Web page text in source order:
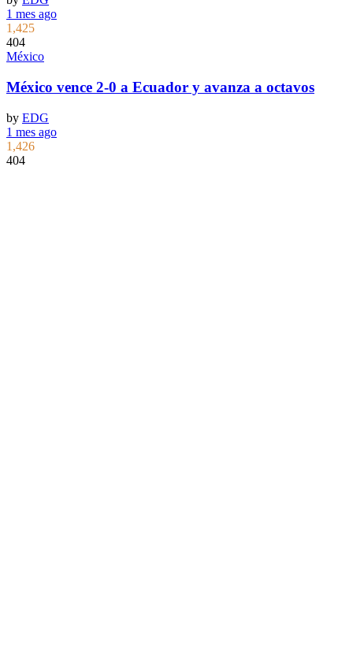
1 mes ago
1,425
404
México
México vence 2-0 a Ecuador y avanza a octavos
by EDG
1 mes ago
1,426
404